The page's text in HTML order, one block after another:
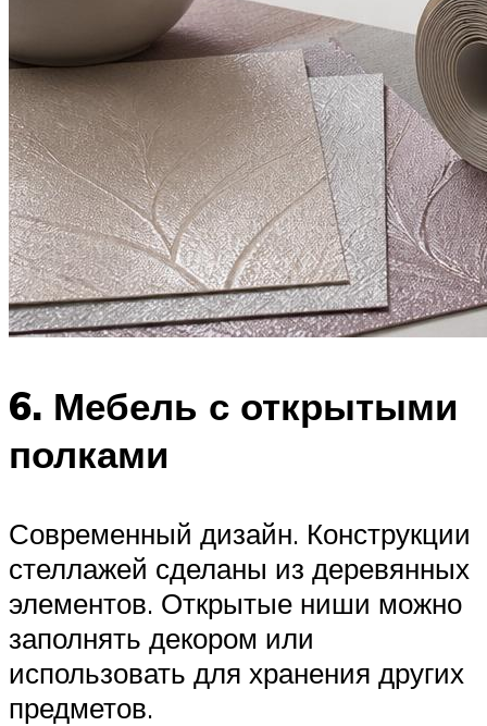
6. Мебель с открытыми
полками
Современный дизайн. Конструкции
стеллажей сделаны из деревянных
элементов. Открытые ниши можно
заполнять декором или
использовать для хранения других
предметов.